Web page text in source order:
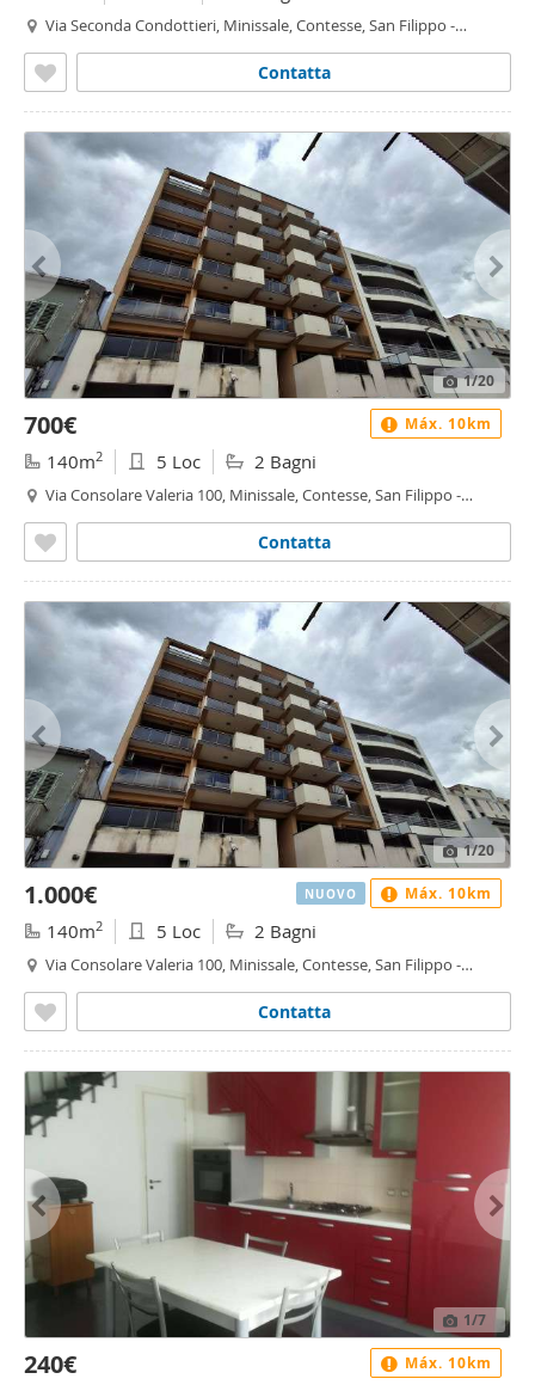
Via Seconda Condottieri, Minissale, Contesse, San Filippo -
Contatta
1/20
700€
140m2 5 Loc 2 Bagni
Via Consolare Valeria 100, Minissale, Contesse, San Filippo -
Contatta
Máx. 10km
1/20
1.000€
140m2 5 Loc 2 Bagni
Via Consolare Valeria 100, Minissale, Contesse, San Filippo -
Contatta
NUOVO Máx. 10km
1/7
240€ Máx. 10km